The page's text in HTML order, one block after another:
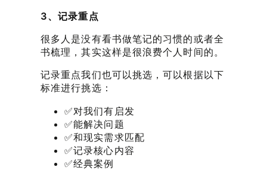
3、记录重点
很多人是没有看书做笔记的习惯的或者全
书梳理，其实这样是很浪费个人时间的。
记录重点我们也可以挑选，可以根据以下
标准进行挑选：
✅对我们有启发
✅能解决问题
✅和现实需求匹配
✅记录核心内容
✅经典案例